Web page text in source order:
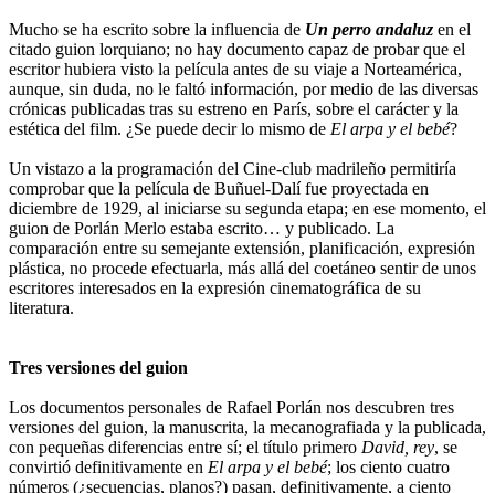
Mucho se ha escrito sobre la influencia de Un perro andaluz en el
citado guion lorquiano; no hay documento capaz de probar que el
escritor hubiera visto la película antes de su viaje a Norteamérica,
aunque, sin duda, no le faltó información, por medio de las diversas
crónicas publicadas tras su estreno en París, sobre el carácter y la
estética del film. ¿Se puede decir lo mismo de El arpa y el bebé?
Un vistazo a la programación del Cine-club madrileño permitiría
comprobar que la película de Buñuel-Dalí fue proyectada en
diciembre de 1929, al iniciarse su segunda etapa; en ese momento, el
guion de Porlán Merlo estaba escrito… y publicado. La
comparación entre su semejante extensión, planificación, expresión
plástica, no procede efectuarla, más allá del coetáneo sentir de unos
escritores interesados en la expresión cinematográfica de su
literatura.
Tres versiones del guion
Los documentos personales de Rafael Porlán nos descubren tres
versiones del guion, la manuscrita, la mecanografiada y la publicada,
con pequeñas diferencias entre sí; el título primero David, rey, se
convirtió definitivamente en El arpa y el bebé; los ciento cuatro
números (¿secuencias, planos?) pasan, definitivamente, a ciento